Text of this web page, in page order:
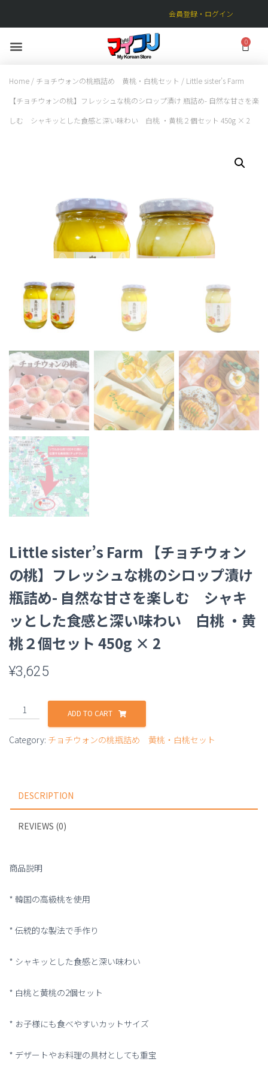
会員登録・ログイン
Home / チョチウォンの桃瓶詰め 黄桃・白桃セット / Little sister’s Farm
【チョチウォンの桃】フレッシュな桃のシロップ漬け 瓶詰め- 自然な甘さを楽
しむ シャキッとした食感と深い味わい 白桃 ・黄桃２個セット 450g × 2
Little sister’s Farm 【チョチウォン
の桃】フレッシュな桃のシロップ漬け
瓶詰め- 自然な甘さを楽しむ シャキ
ッとした食感と深い味わい 白桃 ・黄
桃２個セット 450g × 2
¥3,625
ADD TO CART
Category: チョチウォンの桃瓶詰め 黄桃・白桃セット
DESCRIPTION
REVIEWS (0)
商品説明
* 韓国の高級桃を使用
* 伝統的な製法で手作り
* シャキッとした食感と深い味わい
* 白桃と黄桃の2個セット
* お子様にも食べやすいカットサイズ
* デザートやお料理の具材としても重宝